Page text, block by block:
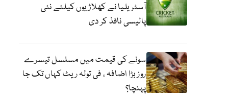
آسٹریلیا نے کھلاڑیوں کیلئے نئی
پالیسی نافذ کر دی
سونے کی قیمت میں مسلسل تیسرے
روز بڑا اضافہ ، فی تولہ ریٹ کہاں تک جا
پہنچا؟